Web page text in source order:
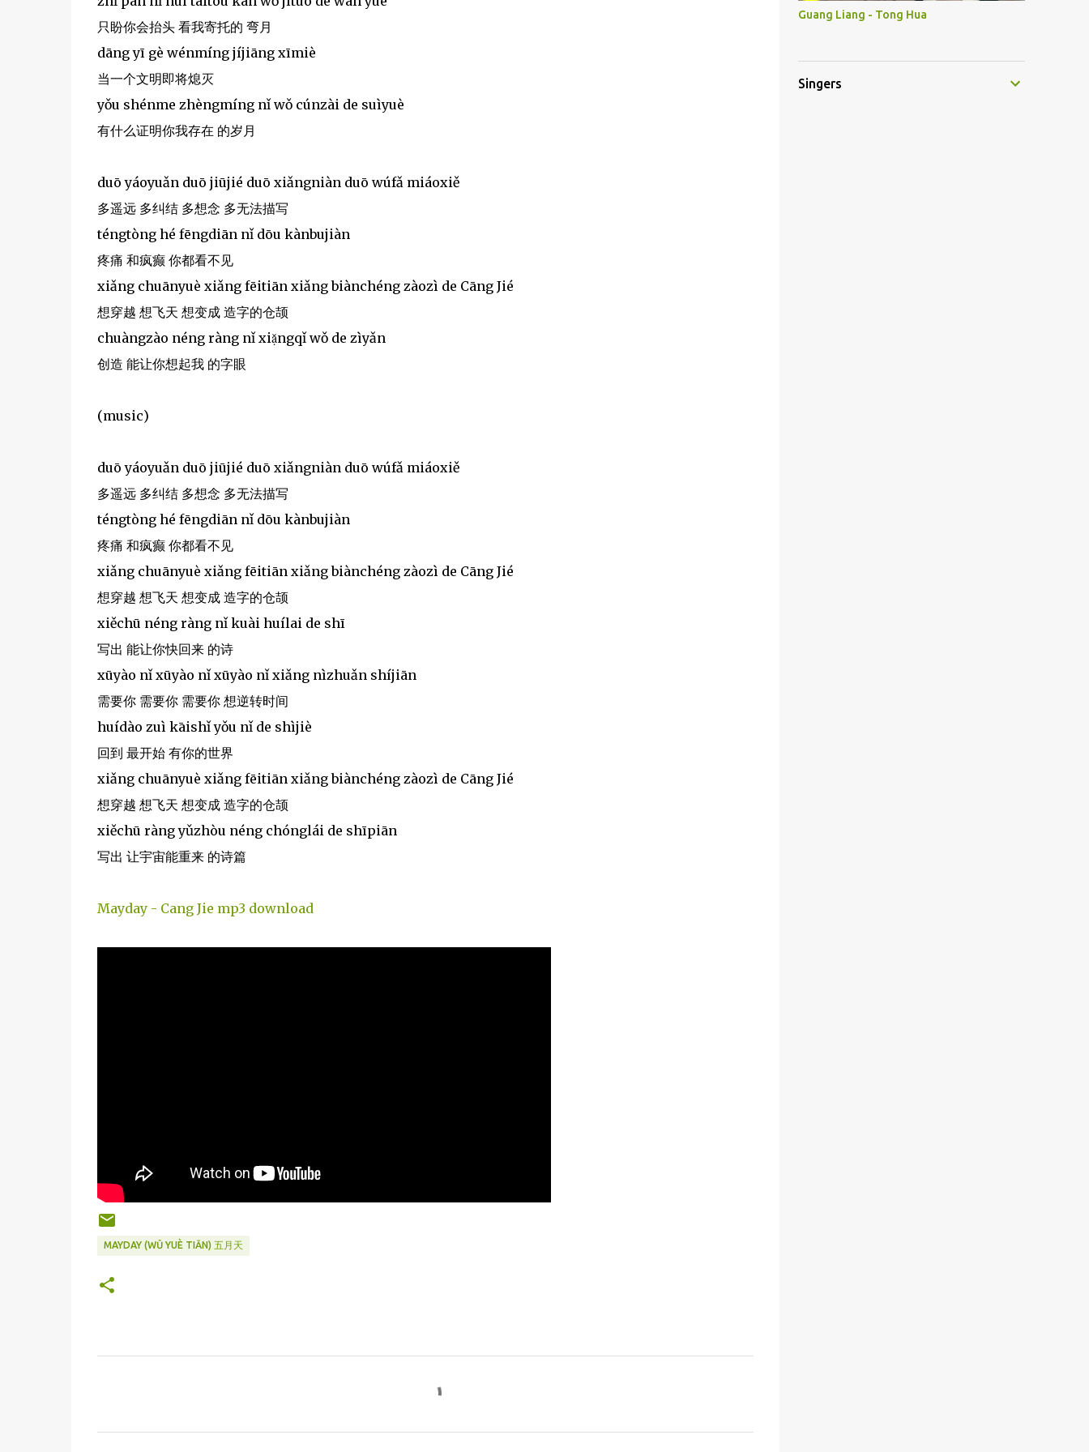
只盼你会抬头 看我寄托的 弯月
dāng yī gè wénmíng jíjiāng xīmiè
当一个文明即将熄灭
yǒu shénme zhèngmíng nǐ wǒ cúnzài de suìyuè
有什么证明你我存在 的岁月
duō yáoyuǎn duō jiūjié duō xiǎngniàn duō wúfǎ miáoxiě
多遥远 多纠结 多想念 多无法描写
téngtòng hé fēngdiān nǐ dōu kànbujiàn
疼痛 和疯癫 你都看不见
xiǎng chuānyuè xiǎng fēitiān xiǎng biànchéng zàozì de Cāng Jié
想穿越 想飞天 想变成 造字的仓颉
chuàngzào néng ràng nǐ xiạ̌ngqǐ wǒ de zìyǎn
创造 能让你想起我 的字眼
(music)
duō yáoyuǎn duō jiūjié duō xiǎngniàn duō wúfǎ miáoxiě
多遥远 多纠结 多想念 多无法描写
téngtòng hé fēngdiān nǐ dōu kànbujiàn
疼痛 和疯癫 你都看不见
xiǎng chuānyuè xiǎng fēitiān xiǎng biànchéng zàozì de Cāng Jié
想穿越 想飞天 想变成 造字的仓颉
xiěchū néng ràng nǐ kuài huílai de shī
写出 能让你快回来 的诗
xūyào nǐ xūyào nǐ xūyào nǐ xiǎng nìzhuǎn shíjiān
需要你 需要你 需要你 想逆转时间
huídào zuì kāishǐ yǒu nǐ de shìjiè
回到 最开始 有你的世界
xiǎng chuānyuè xiǎng fēitiān xiǎng biànchéng zàozì de Cāng Jié
想穿越 想飞天 想变成 造字的仓颉
xiěchū ràng yǔzhòu néng chónglái de shīpiān
写出 让宇宙能重来 的诗篇
Mayday - Cang Jie mp3 download
MAYDAY (WǓ YUÈ TIĀN) 五月天
Guang Liang - Tong Hua
Singers